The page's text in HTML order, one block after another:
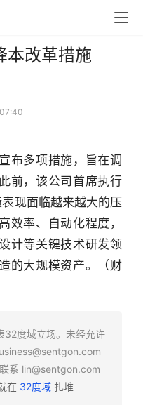
本改革措施
布多项措施，旨在调
前，该公司首席执行
现面临越来越大的压
效率、自动化程度，
计等关键技术研发领
的大规模资产。（财
32度域立场。未经允许
系 lin@sentgon.com
在 32度域扎堆